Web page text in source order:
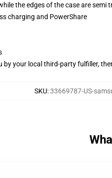
the edges of the case are
charging and PowerShare
by your local third-party fulfiller,
SKU:33669787-US-